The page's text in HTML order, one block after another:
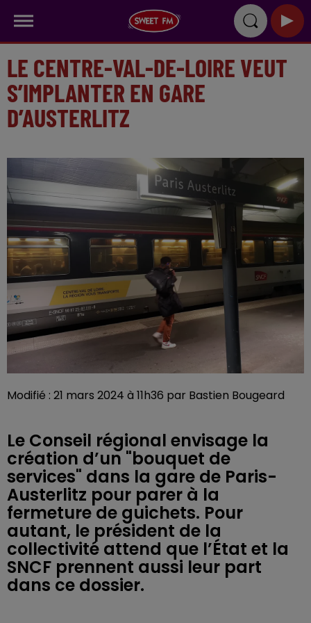
LE CENTRE-VAL-DE-LOIRE VEUT
S’IMPLANTER EN GARE
D’AUSTERLITZ
Modifié : 21 mars 2024 à 11h36 par Bastien Bougeard
Le Conseil régional envisage la
création d’un "bouquet de
services" dans la gare de Paris-
Austerlitz pour parer à la
fermeture de guichets. Pour
autant, le président de la
collectivité attend que l’État et la
SNCF prennent aussi leur part
dans ce dossier.